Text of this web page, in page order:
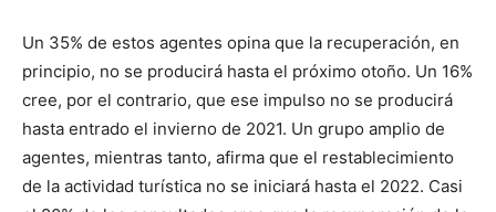
Un 35% de estos agentes opina que la recuperación, en
principio, no se producirá hasta el próximo otoño. Un 16%
cree, por el contrario, que ese impulso no se producirá
hasta entrado el invierno de 2021. Un grupo amplio de
agentes, mientras tanto, afirma que el restablecimiento
de la actividad turística no se iniciará hasta el 2022. Casi